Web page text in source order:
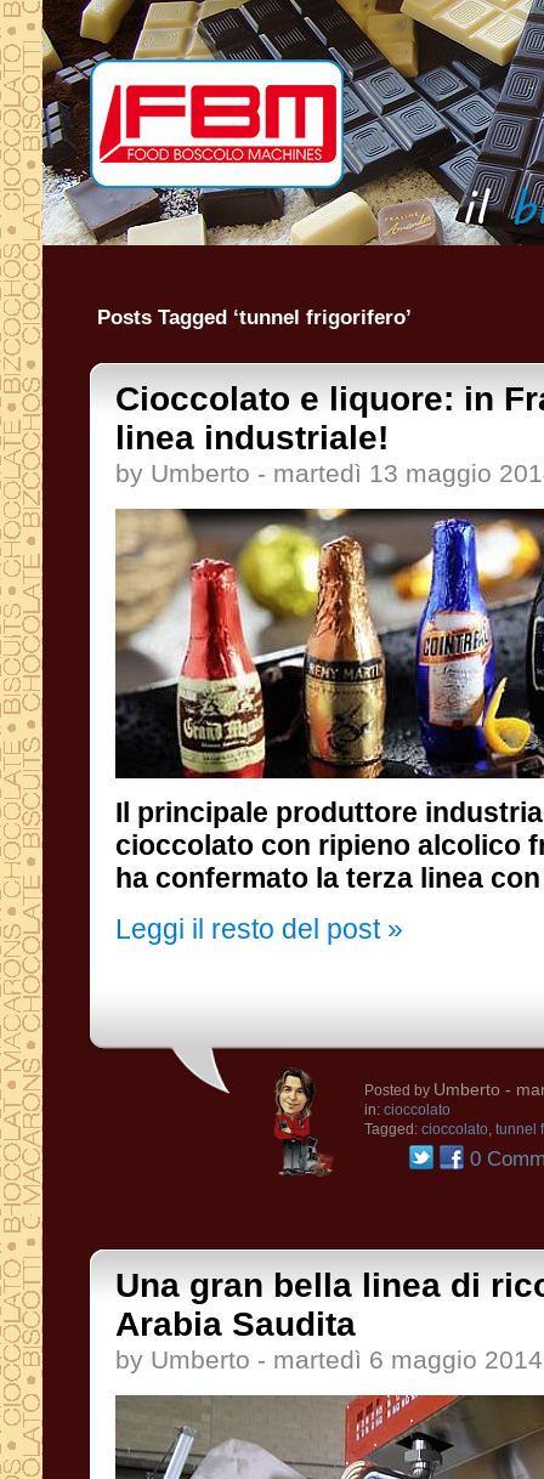
Posts Tagged ‘tunnel frigorifero’
Cioccolato e liquore: in
linea industriale!
by Umberto - martedì 13 maggio
Il principale produttore
cioccolato con ripieno alcolico
ha confermato la terza linea
Leggi il resto del post »
Posted by Umberto -
in: cioccolato
Tagged: cioccolato, tunnel
0
Una gran bella linea di
Arabia Saudita
by Umberto - martedì 6 maggio 2014